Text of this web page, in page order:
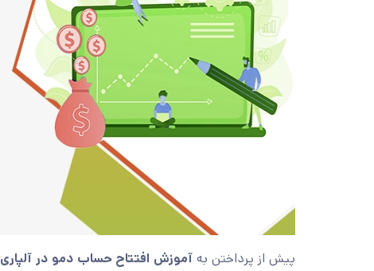
پیش از پرداختن به آموزش افتتاح حساب دمو در آلپاری